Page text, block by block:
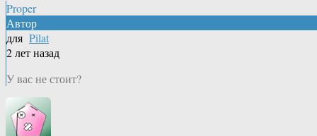
Proper
Автор
для Pilat
2 лет назад
У вас не стоит?